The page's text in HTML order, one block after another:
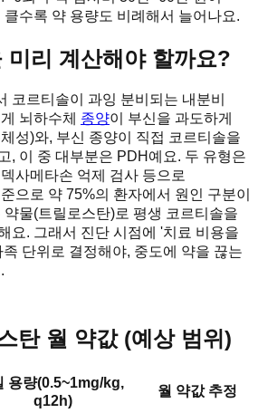
수록 약 용량도 비례해서 늘어나요.
미리 계산해야 할까요?
코르티솔이 과잉 분비되는 내분비
뇌하수체 종양이 부신을 과도하게
성)와, 부신 종양이 직접 코르티솔을
, 이 중 대부분은 PDH예요. 두 유형은
사메타손 억제 검사 등으로
으로 약 75%의 환자에서 원인 구분이
물(트릴로스탄)로 평생 코르티솔을
요. 그래서 진단 시점에 '치료 비용을
단위로 결정해야, 중도에 약을 끊는
탄 월 약값 (예상 범위)
용량(0.5~1mg/kg,
q12h)
월 약값 추정